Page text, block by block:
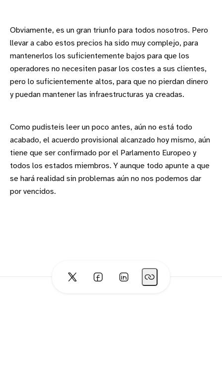
Obviamente, es un gran triunfo para todos nosotros. Pero
llevar a cabo estos precios ha sido muy complejo, para
mantenerlos los suficientemente bajos para que los
operadores no necesiten pasar los costes a sus clientes,
pero lo suficientemente altos, para que no pierdan dinero
y puedan mantener las infraestructuras ya creadas.
Como pudisteis leer un poco antes, aún no está todo
acabado, el acuerdo provisional alcanzado hoy mismo, aún
tiene que ser confirmado por el Parlamento Europeo y
todos los estados miembros. Y aunque todo apunte a que
se hará realidad sin problemas aún no nos podemos dar
por vencidos.